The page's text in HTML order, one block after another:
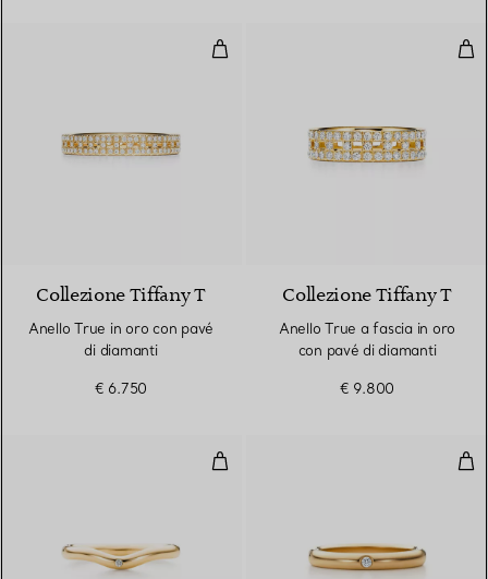
Anello True in oro con pavé di
Collezione Tiffany T
Anello True in oro con pavé
di diamanti
€ 6.750
Collezione Tiffany T
Anello True a fascia in oro
con pavé di diamanti
€ 9.800
Fede